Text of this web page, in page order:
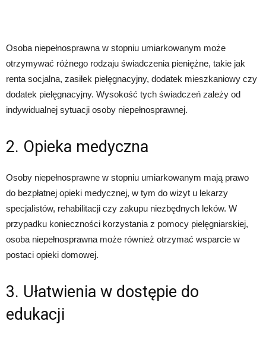
Osoba niepełnosprawna w stopniu umiarkowanym może
otrzymywać różnego rodzaju świadczenia pieniężne, takie jak
renta socjalna, zasiłek pielęgnacyjny, dodatek mieszkaniowy czy
dodatek pielęgnacyjny. Wysokość tych świadczeń zależy od
indywidualnej sytuacji osoby niepełnosprawnej.
2. Opieka medyczna
Osoby niepełnosprawne w stopniu umiarkowanym mają prawo
do bezpłatnej opieki medycznej, w tym do wizyt u lekarzy
specjalistów, rehabilitacji czy zakupu niezbędnych leków. W
przypadku konieczności korzystania z pomocy pielęgniarskiej,
osoba niepełnosprawna może również otrzymać wsparcie w
postaci opieki domowej.
3. Ułatwienia w dostępie do
edukacji